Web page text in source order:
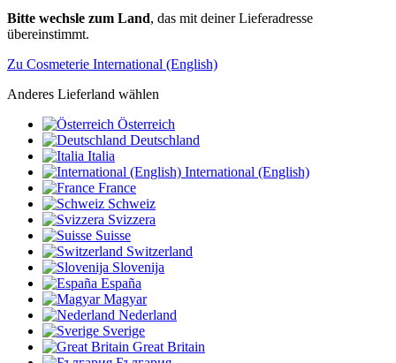
Bitte wechsle zum Land, das mit deiner Lieferadresse
übereinstimmt.
Zu Cosmeterie International (English)
Anderes Lieferland wählen
Österreich
Deutschland
Italia
International (English)
France
Schweiz
Svizzera
Suisse
Switzerland
Slovenija
España
Magyar
Nederland
Sverige
Great Britain